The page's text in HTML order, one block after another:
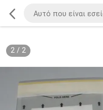
2/ 2